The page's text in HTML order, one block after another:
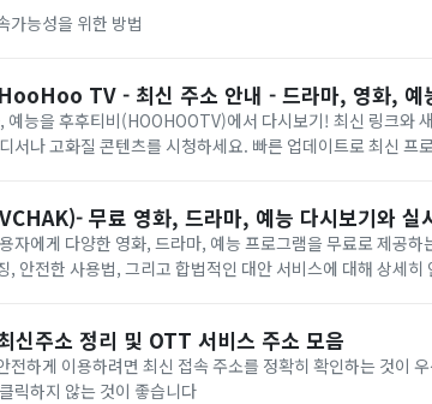
가능성을 위한 방법
TV - 최신 주소 안내 - 드라마, 영화, 예
예능을 후후티비(HOOHOOTV)에서 다시보기! 최신 링크와
서나 고화질 콘텐츠를 시청하세요. 빠른 업데이트로 최신 프
무료 영화, 드라마, 예능 다시보기와 실
자에게 다양한 영화, 드라마, 예능 프로그램을 무료로 제공
, 안전한 사용법, 그리고 합법적인 대안 서비스에 대해 상세히
신주소 정리 및 OTT 서비스 주소 모음
전하게 이용하려면 최신 접속 주소를 정확히 확인하는 것이
릭하지 않는 것이 좋습니다